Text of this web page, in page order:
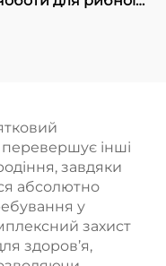
інші
завдяки
абсолютно
у
захист
здоров’я,